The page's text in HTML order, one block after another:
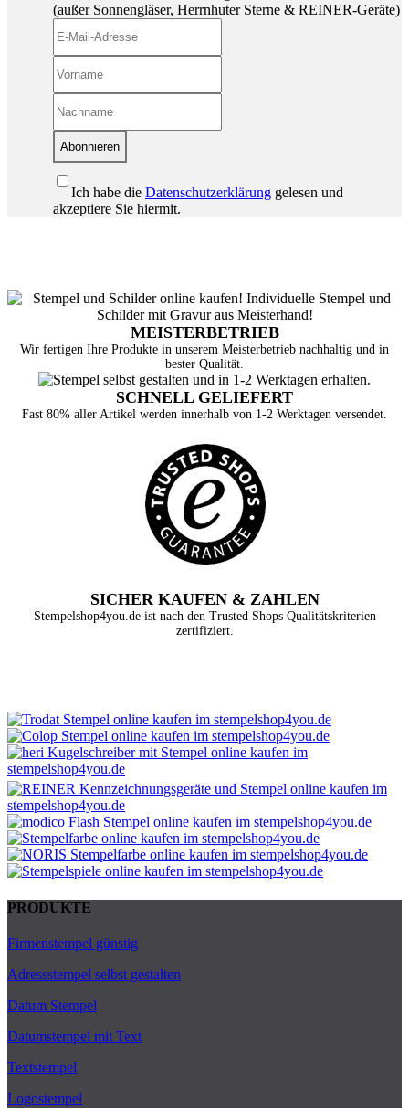
(außer Sonnengläser, Herrnhuter Sterne & REINER-Geräte)
Abonnieren
Ich habe die Datenschutzerklärung gelesen und
akzeptiere Sie hiermit.
MEISTERBETRIEB
Wir fertigen Ihre Produkte in unserem Meisterbetrieb nachhaltig und in
bester Qualität.
SCHNELL GELIEFERT
Fast 80% aller Artikel werden innerhalb von 1-2 Werktagen versendet.
SICHER KAUFEN & ZAHLEN
Stempelshop4you.de ist nach den Trusted Shops Qualitätskriterien
zertifiziert.
PRODUKTE
Firmenstempel günstig
Adressstempel selbst gestalten
Datum Stempel
Datumstempel mit Text
Textstempel
Logostempel